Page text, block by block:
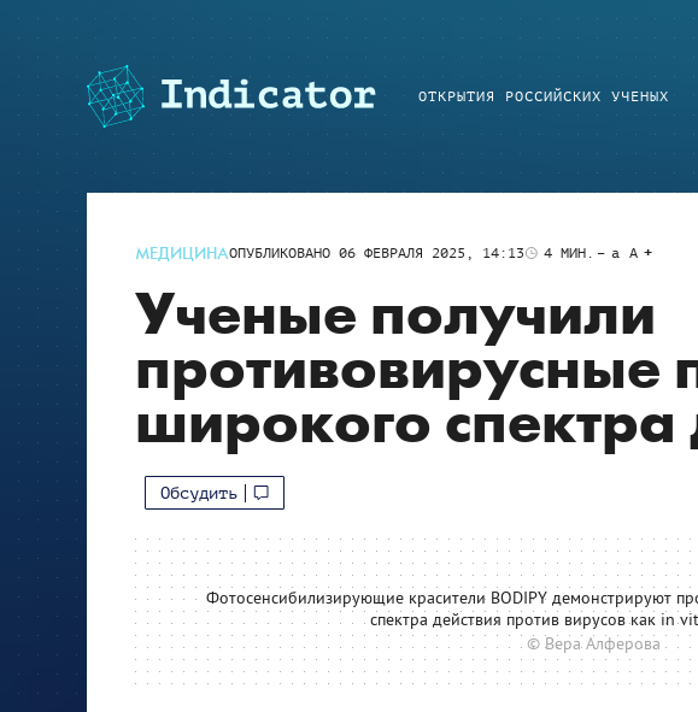
ОТКРЫТИЯ РОССИЙСКИХ УЧЕНЫХ
МЕДИЦИНАОПУБЛИКОВАНО 06 ФЕВРАЛЯ 2025, 14:13 4 МИН. a A
Ученые получили
противовирусные
широкого спектра
Обсудить
Фотосенсибилизирующие красители BODIPY демонстрируют
спектра действия против вирусов как in
© Вера Алферова